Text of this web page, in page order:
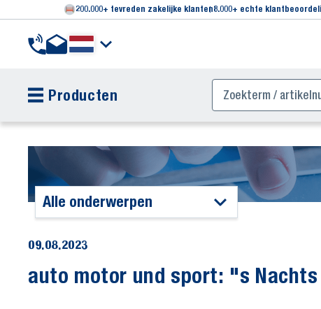
200.000+ tevreden zakelijke klanten8.000+ echte
Producten
Alle onderwerpen
09.08.2023
auto motor und sport: "s